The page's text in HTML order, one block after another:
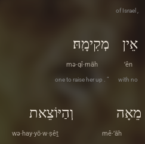
of Israel ,
אֵין
’ên
with no
מְקִימָֽהּ׃
mə·qî·māh
one to raise her up . ”
מֵאָה
mê·’āh
וְהַיּוֹצֵאת
wə·hay·yō·w·ṣêṯ